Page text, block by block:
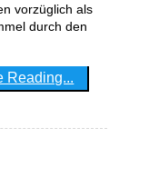
vorzüglich als
durch den
Reading...